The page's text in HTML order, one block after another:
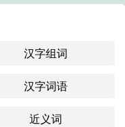
汉字组词
汉字词语
近义词